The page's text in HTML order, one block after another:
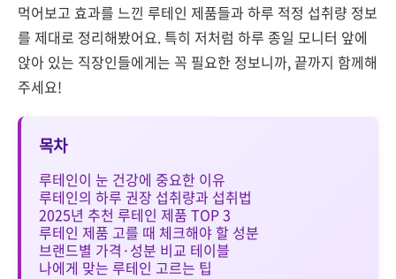
먹어보고 효과를 느낀 루테인 제품들과 하루 적정 섭취량 정보
를 제대로 정리해봤어요. 특히 저처럼 하루 종일 모니터 앞에
앉아 있는 직장인들에게는 꼭 필요한 정보니까, 끝까지 함께해
주세요!
목차
루테인이 눈 건강에 중요한 이유
루테인의 하루 권장 섭취량과 섭취법
2025년 추천 루테인 제품 TOP 3
루테인 제품 고를 때 체크해야 할 성분
브랜드별 가격·성분 비교 테이블
나에게 맞는 루테인 고르는 팁